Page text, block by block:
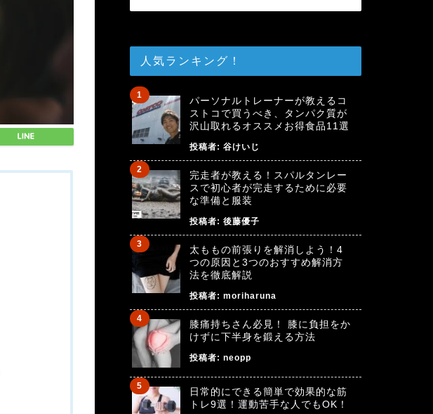
人気ランキング！
パーソナルトレーナーが教えるコ
ストコで買うべき、タンパク質が
沢山取れるオススメお得食品11選
投稿者: 谷けいじ
完走者が教える！スパルタンレー
スで初心者が完走するために必要
な準備と服装
投稿者: 後藤優子
太ももの前張りを解消しよう！4
つの原因と3つのおすすめ解消方
法を徹底解説
投稿者: moriharuna
膝痛持ちさん必見！ 膝に負担をか
けずに下半身を鍛える方法
投稿者: neopp
日常的にできる簡単で効果的な筋
トレ9選！運動苦手な人でもOK！